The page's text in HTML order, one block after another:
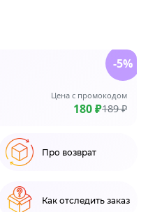
Цена с промокодом
180 ₽189 ₽
-5%
Про возврат
Как отследить заказ